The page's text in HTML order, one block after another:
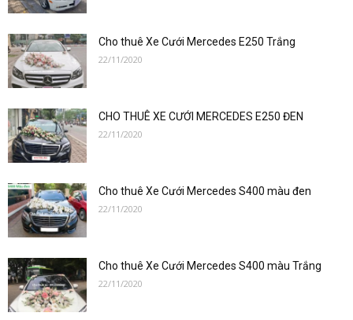
thuê
xe
cưới
Cho thuê Xe Cưới Mercedes E250 Trắng
22/11/2020
CHO THUÊ XE CƯỚI MERCEDES E250 ĐEN
22/11/2020
Cho thuê Xe Cưới Mercedes S400 màu đen
22/11/2020
Cho thuê Xe Cưới Mercedes S400 màu Trắng
22/11/2020